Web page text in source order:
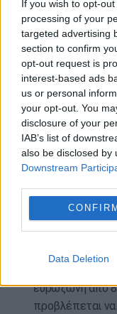
If you wish to opt-
processing of your
targeted advertising
section to confirm
opt-out request is
interest-based ads
us or personal
your opt-out. You
disclosure of your
IAB’s list of
also be disclosed by
Downstream
CONFIRM
Data Deletion
στο 3,5% του
Αντίθετη
Κομισιόν το
Στη χώρα μας
εξακολουθήσει
τις
ενώ θα
Ειδικότερα
μειωθεί στο
στο 134,4% το
του ΑΕΠ το
84,2% το 2026
ευρωζώνη από
προβλέπεται